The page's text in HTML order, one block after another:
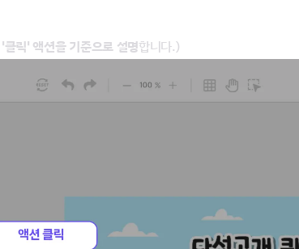
'클릭' 액션을 기준으로 설명합니다.)